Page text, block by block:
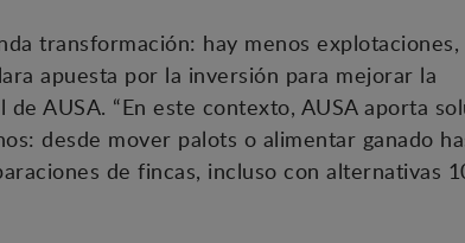
transformación: hay menos
apuesta por la inversión para mejorar la
AUSA. “En este contexto, AUSA aporta
desde mover palots o alimentar ganado
de fincas, incluso con alternativas